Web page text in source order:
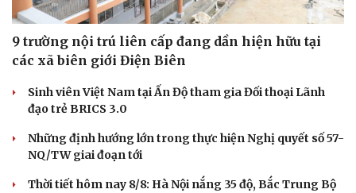
9 trường nội trú liên cấp đang dần hiện hữu tại
các xã biên giới Điện Biên
Sinh viên Việt Nam tại Ấn Độ tham gia Đối thoại Lãnh
đạo trẻ BRICS 3.0
Những định hướng lớn trong thực hiện Nghị quyết số 57-
NQ/TW giai đoạn tới
Thời tiết hôm nay 8/8: Hà Nội nắng 35 độ, Bắc Trung Bộ